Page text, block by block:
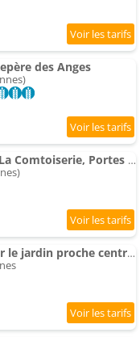
des Anges
Maison d'hôtes et Spa La Comtoiserie, Portes du Jura
Chambre privée vue sur le jardin proche centre ville